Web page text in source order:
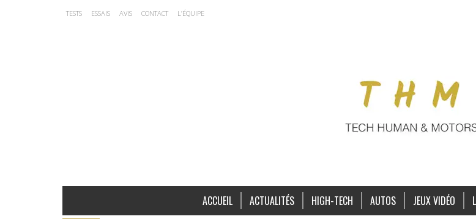
TESTS ESSAIS AVIS CONTACT L’ÉQUIPE
ACCUEIL ACTUALITÉS HIGH-TECH AUTOS JEUX VIDÉO